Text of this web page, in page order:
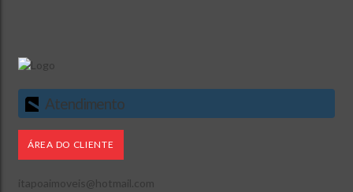
Atendimento
ÁREA DO CLIENTE
itapoaimoveis@hotmail.com